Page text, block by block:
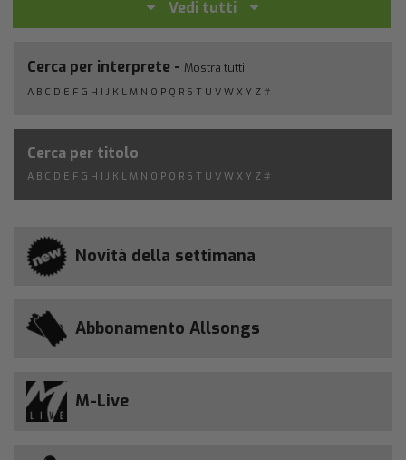
Vedi tutti
Cerca per interprete - Mostra tutti
A B C D E F G H I J K L M N O P Q R S T U V W X Y Z #
Cerca per titolo
A B C D E F G H I J K L M N O P Q R S T U V W X Y Z #
Novità della settimana
Abbonamento Allsongs
M-Live